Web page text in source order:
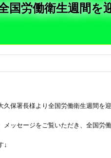
国労働衛生週間を
久保署長様より全国労働衛生週間を
メッセージをご覧いただき、全国労
↓